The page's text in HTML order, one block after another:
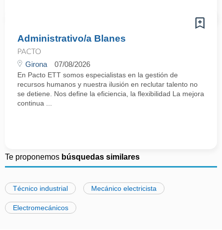
Administrativo/a Blanes
PACTO
Girona 07/08/2026
En Pacto ETT somos especialistas en la gestión de
recursos humanos y nuestra ilusión en reclutar talento no
se detiene. Nos define la eficiencia, la flexibilidad La mejora
continua ...
Te proponemos búsquedas similares
Técnico industrial Mecánico electricista
Electromecánicos